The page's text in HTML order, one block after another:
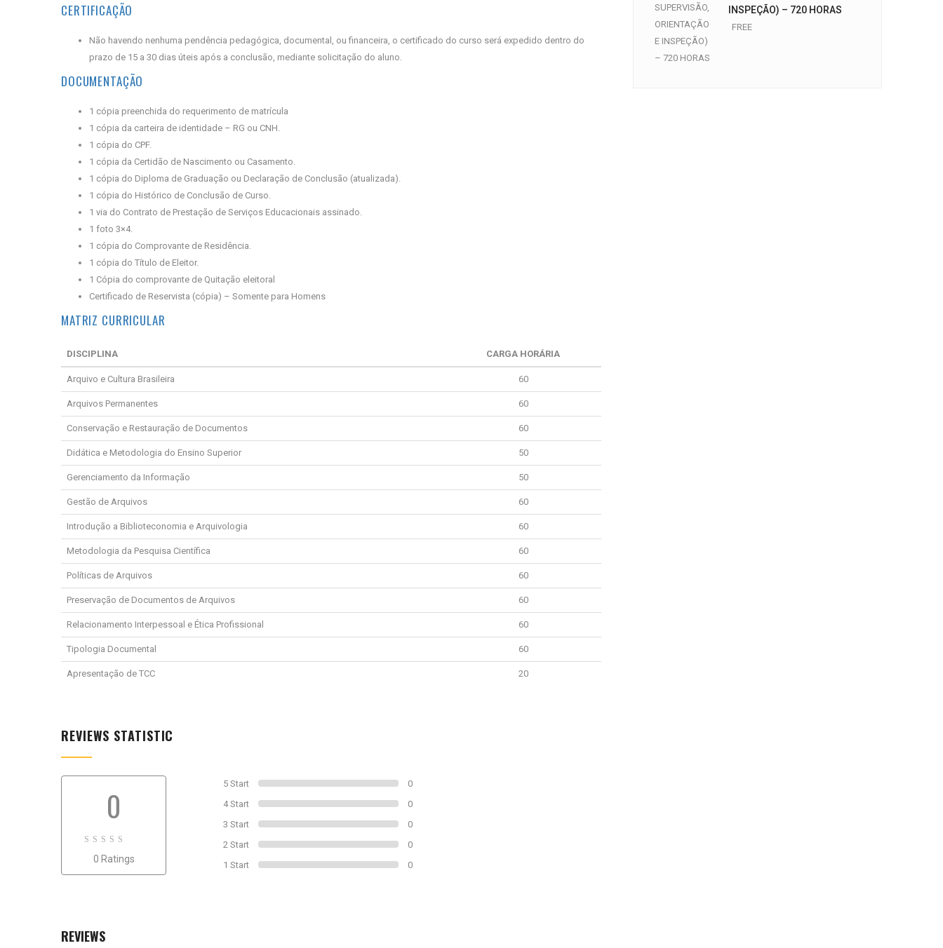
CERTIFICAÇÃO
Não havendo nenhuma pendência pedagógica, documental, ou financeira, o certificado do curso será expedido dentro do
prazo de 15 a 30 dias úteis após a conclusão, mediante solicitação do aluno.
DOCUMENTAÇÃO
1 cópia preenchida do requerimento de matrícula
1 cópia da carteira de identidade – RG ou CNH.
1 cópia do CPF.
1 cópia da Certidão de Nascimento ou Casamento.
1 cópia do Diploma de Graduação ou Declaração de Conclusão (atualizada).
1 cópia do Histórico de Conclusão de Curso.
1 via do Contrato de Prestação de Serviços Educacionais assinado.
1 foto 3×4.
1 cópia do Comprovante de Residência.
1 cópia do Título de Eleitor.
1 Cópia do comprovante de Quitação eleitoral
Certificado de Reservista (cópia) – Somente para Homens
MATRIZ CURRICULAR
DISCIPLINA CARGA HORÁRIA
Arquivo e Cultura Brasileira 60
Arquivos Permanentes 60
Conservação e Restauração de Documentos 60
Didática e Metodologia do Ensino Superior 50
Gerenciamento da Informação 50
Gestão de Arquivos 60
Introdução a Biblioteconomia e Arquivologia 60
Metodologia da Pesquisa Científica 60
Políticas de Arquivos 60
Preservação de Documentos de Arquivos 60
Relacionamento Interpessoal e Ética Profissional 60
Tipologia Documental 60
Apresentação de TCC 20
REVIEWS STATISTIC
0
out
0
0 Ratings
5 Start
0
4 Start
0
3 Start
0
2 Start
0
1 Start
0
REVIEWS
INSPEÇÃO) – 720 HORAS
FREE